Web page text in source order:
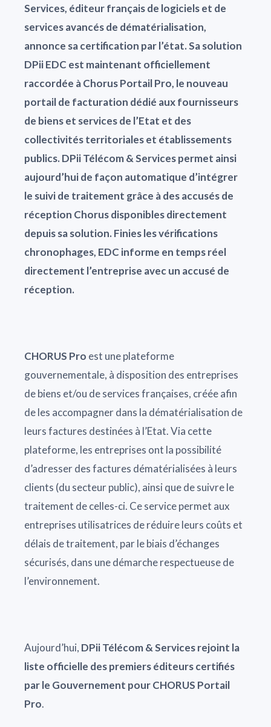
Services, éditeur français de logiciels et de
services avancés de dématérialisation,
annonce sa certification par l’état. Sa solution
DPii EDC est maintenant officiellement
raccordée à Chorus Portail Pro, le nouveau
portail de facturation dédié aux fournisseurs
de biens et services de l’Etat et des
collectivités territoriales et établissements
publics. DPii Télécom & Services permet ainsi
aujourd’hui de façon automatique d’intégrer
le suivi de traitement grâce à des accusés de
réception Chorus disponibles directement
depuis sa solution. Finies les vérifications
chronophages, EDC informe en temps réel
directement l’entreprise avec un accusé de
réception.
CHORUS Pro est une plateforme
gouvernementale, à disposition des entreprises
de biens et/ou de services françaises, créée afin
de les accompagner dans la dématérialisation de
leurs factures destinées à l’Etat. Via cette
plateforme, les entreprises ont la possibilité
d’adresser des factures dématérialisées à leurs
clients (du secteur public), ainsi que de suivre le
traitement de celles-ci. Ce service permet aux
entreprises utilisatrices de réduire leurs coûts et
délais de traitement, par le biais d’échanges
sécurisés, dans une démarche respectueuse de
l’environnement.
Aujourd’hui, DPii Télécom & Servicesrejoint la
liste officielle des premiers éditeurs certifiés
par le Gouvernement pour CHORUS Portail
Pro.